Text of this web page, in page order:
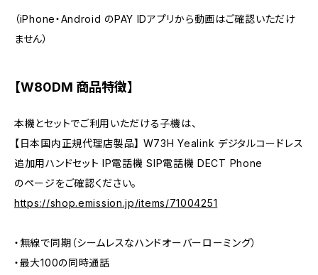
（iPhone・Android のPAY IDアプリから動画はご確認いただけ
ません）
【W80DM 商品特徴】
本機とセットでご利用いただける子機は、
【日本国内正規代理店製品】 W73H Yealink デジタルコードレス
追加用ハンドセット IP電話機 SIP電話機 DECT Phone
のページをご確認ください。
https://shop.emission.jp/items/71004251
・無線で同期（シームレスなハンドオーバーローミング）
・最大100の同時通話